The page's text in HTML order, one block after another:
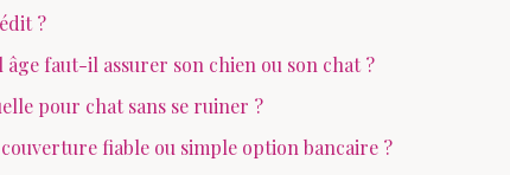
?
faut-il assurer son chien ou son chat ?
pour chat sans se ruiner ?
fiable ou simple option bancaire ?